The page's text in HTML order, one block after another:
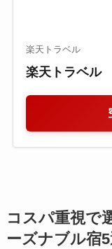
楽天トラベル
楽天トラベル
コスパ重視で
ーズナブル宿